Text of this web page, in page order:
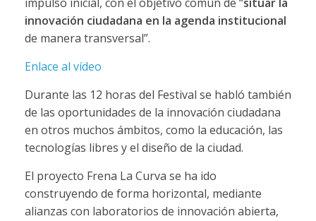
innovación ciudadana en la agenda institucional
de manera transversal”.
Enlace al vídeo
Durante las 12 horas del Festival se habló también
de las oportunidades de la innovación ciudadana
en otros muchos ámbitos, como la educación, las
tecnologías libres y el diseño de la ciudad.
El proyecto Frena La Curva se ha ido
construyendo de forma horizontal, mediante
alianzas con laboratorios de innovación abierta,